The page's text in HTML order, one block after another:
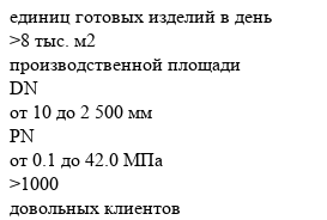
единиц готовых изделий в день
>8 тыс. м2
производственной площади
DN
от 10 до 2 500 мм
PN
от 0.1 до 42.0 МПа
>1000
довольных клиентов